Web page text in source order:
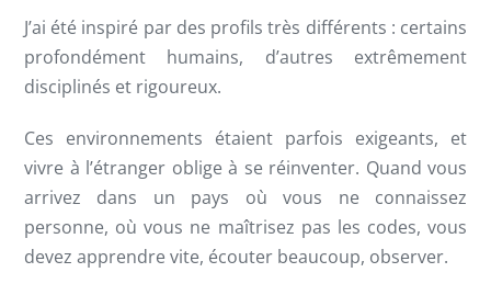
J’ai été inspiré par des profils très différents : certains
profondément humains, d’autres extrêmement
disciplinés et rigoureux.
Ces environnements étaient parfois exigeants, et
vivre à l’étranger oblige à se réinventer. Quand vous
arrivez dans un pays où vous ne connaissez
personne, où vous ne maîtrisez pas les codes, vous
devez apprendre vite, écouter beaucoup, observer.